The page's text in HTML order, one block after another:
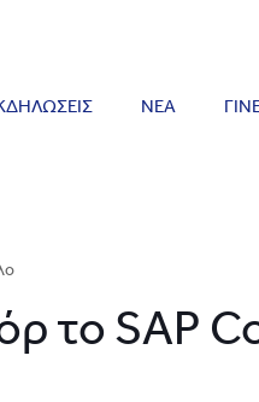
ΝΕΑ
το SAP